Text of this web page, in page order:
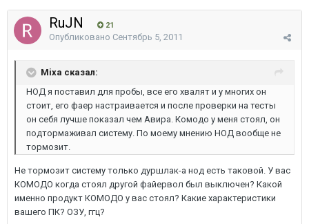
RuJN 21
Опубликовано Сентябрь 5, 2011
Mixa сказал:
НОД я поставил для пробы, все его хвалят и у многих он
стоит, его фаер настраивается и после проверки на тесты
он себя лучше показал чем Авира. Комодо у меня стоял, он
подтормаживал систему. По моему мнению НОД вообще не
тормозит.
Не тормозит систему только дуршлак-а нод есть таковой. У вас
КОМОДО когда стоял другой файервол был выключен? Какой
именно продукт КОМОДО у вас стоял? Какие характеристики
вашего ПК? ОЗУ, ггц?